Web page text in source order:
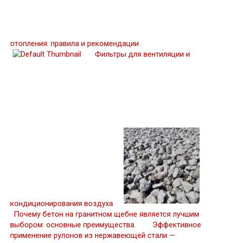
отопления: правила и рекомендации
Фильтры для вентиляции и
кондиционирования воздуха
Почему бетон на гранитном щебне является лучшим
выбором: основные преимущества.
Эффективное
применение рулонов из нержавеющей стали —